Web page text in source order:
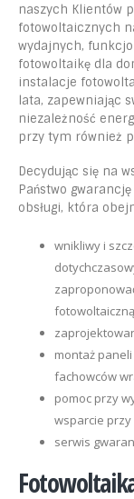
naszych Klientów
fotowoltaicznych
wydajnych,
fotowoltaikę dla
instalacje
lata, zapewniając
niezależność
przy tym również
Decydując się na
Państwo
obsługi, która
wnikliwy i
montaż
fachowców
pomoc przy
wsparcie przy
serwis